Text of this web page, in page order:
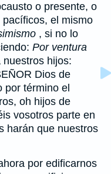
o presente, o
el mismo
, si no lo
Por ventura
hijos:
Dios de
por término el
oh hijos de
vosotros parte en
harán que nuestros
por edificarnos